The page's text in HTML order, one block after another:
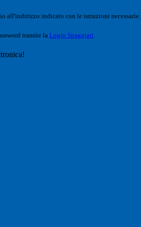
all'indirizzo indicato con le istruzioni necessarie.
tramite la Login Spaggiari